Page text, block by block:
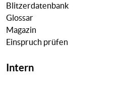
Blitzerdatenbank
Glossar
Magazin
Einspruch prüfen
Intern